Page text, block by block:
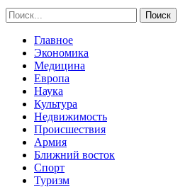
Главное
Экономика
Медицина
Европа
Наука
Культура
Недвижимость
Происшествия
Армия
Ближний восток
Спорт
Туризм